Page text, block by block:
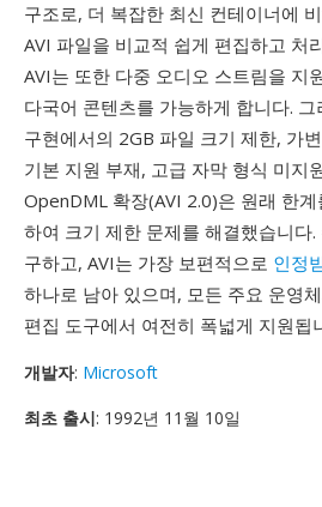
구조로, 더 복잡한 최신 컨테이너에
AVI 파일을 비교적 쉽게 편집하고 처
AVI는 또한 다중 오디오 스트림을 지
다국어 콘텐츠를 가능하게 합니다.
구현에서의 2GB 파일 크기 제한, 가
기본 지원 부재, 고급 자막 형식 미지
OpenDML 확장(AVI 2.0)은 원래 한
하여 크기 제한 문제를 해결했습니다
구하고, AVI는 가장 보편적으로 인정
하나로 남아 있으며, 모든 주요 운영
편집 도구에서 여전히 폭넓게 지원됩
개발자: Microsoft
최초 출시: 1992년 11월 10일